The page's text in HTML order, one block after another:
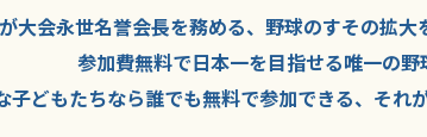
大会永世名誉会長を務める、野球のすその拡大
参加費無料で日本一を目指せる唯一の野
子どもたちなら誰でも無料で参加できる、 それ